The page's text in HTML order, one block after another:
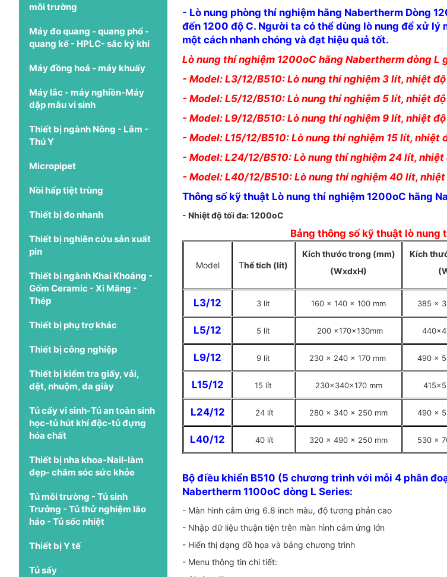
môi trường
Máy đo quang - quang phổ -
quang kế - HPLC- sắc ký khí
Máy đồng hoá - máy khuấy
Máy lắc - máy nghiền-Máy
dập mẫu vi sinh
Thiết bị ngành Nông - Lâm -
Thú Y
Micropipet
Nồi hấp tiệt trùng
Thiết bị đo nhanh
Thiết bị nghiên cứu sản xuất
pin
Thiết bị ngành Khai Khoáng -
Gốm Ceramic - Xi Măng -
Thép
Thiết bị phụ trợ khác
Thiết bị công nghiệp
Thiết bị kiểm tra giấy, vải,
dệt, nhuộm, da giày
Tủ cấy vi sinh-Tủ an toàn sinh
học-tủ hút khí độc-tủ đựng
hóa chất
Thiết bị nha khoa-Nail-làm
đẹp- chăm sóc sức khỏe
Tủ môi trường - Tủ sinh
Trưởng - Tủ thử nghiệm lão
háo - Tủ sốc nhiệt
Thiết bị Y tế
Tủ sấy
- Lò nung phòng thí nghiệm hãng Nabertherm Dòng
đến 1200 độ C. Người ta có thể dùng lò nung để xử
một cách nhanh chóng và đạt hiệu quả tốt.
Lò nung thí nghiệm 1200oC hãng Nabertherm dòng L
- Model: L3/12/B510: Lò nung thí nghiệm 3 lít, nhiệt
- Model: L5/12/B510: Lò nung thí nghiệm 5 lít, nhiệt
- Model: L9/12/B510: Lò nung thí nghiệm 9 lít, nhiệt
- Model: L15/12/B510: Lò nung thí nghiệm 15 lít, nhiệt
- Model: L24/12/B510: Lò nung thí nghiệm 24 lít, nhiệt
- Model: L40/12/B510: Lò nung thí nghiệm 40 lít, nhiệt
Thông số kỹ thuật Lò nung thí nghiệm 1200oC hãng
- Nhiệt độ tối đa: 1200oC
Bảng thông số kỹ thuật lò nung
Model Thể tích (lít)
Kích thước trong (mm)
(WxdxH)
Kích
L3/12 3 lít 160 x 140 x 100 mm 385 x
L5/12 5 lít 200 x170x130mm
L9/12 9 lít 230 x 240 x 170 mm 490 x
L15/12 15 lít 230x340x170 mm
L24/12 24 lít 280 x 340 x 250 mm 490 x
L40/12 40 lít 320 x 490 x 250 mm 530 x
Bộ điều khiển B510 (5 chương trình với mỗi 4 phân
Nabertherm 1100oC dòng L Series:
- Màn hình cảm ứng 6.8 inch màu, độ tương phản cao
- Nhập dữ liệu thuận tiện trên màn hình cảm ứng lớn
- Hiển thị dạng đồ họa và bảng chương trình
- Menu thông tin chi tiết: